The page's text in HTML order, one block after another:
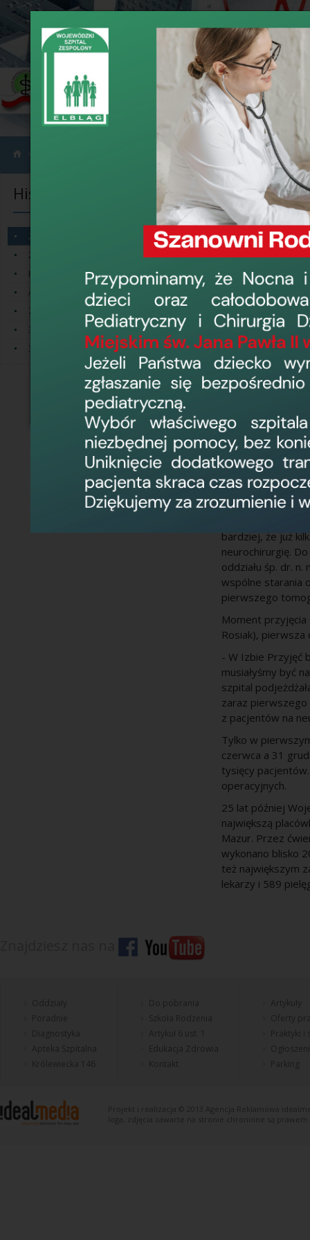
25-lecie Szpitala
Historia szpitala
25-lecie Szpitala
20-lecie Szpitala
Kronika
Artykuły archiwalne
Zdjęcia archiwalne
30-lecie Szpitala
35-lecie Szpitala
25-lecie
Dokładnie 25
Szpitala
wyrostka
W szpitalu
podają pierwsze
pacjentów
do Oddziału
- Świetnie
pielęgniarek na
zależało, aby
Inaugurację
Oddziału
- To było dla nas
W Elblągu bardzo
(neurologia w
bardziej, że już
neurochirurgię.
oddziału śp. dr.
wspólne starania
pierwszego
Moment
Rosiak), pierwsza
- W Izbie Przyjęć
musiałyśmy być
szpital
zaraz pierwszego
z pacjentów na
Tylko w
czerwca a 31
tysięcy
operacyjnych.
25 lat później
największą
Mazur. Przez
wykonano blisko
też największym
lekarzy i 589
Poradnie
Diagnostyka
Apteka Szpitalna
Królewiecka 146
Do pobrania
Artykuł 6 ust. 1
Edukacja Zdrowia
Artykuły
Oferty
Praktyki
Parking
Projekt i realizacja © 2013 Agencja Reklamowa
loga, zdjęcia zawarte na stronie chronione są